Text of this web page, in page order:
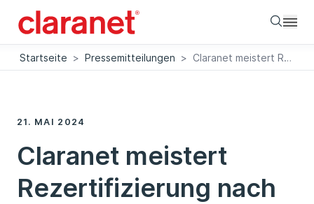
Startseite > Pressemitteilungen > Claranet meistert Rezertifizierung nach ISO 27001 in der neuen Version 2022
21. MAI 2024
Claranet meistert
Rezertifizierung nach